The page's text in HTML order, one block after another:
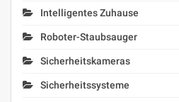
Intelligentes Zuhause
Roboter-Staubsauger
Sicherheitskameras
Sicherheitssysteme